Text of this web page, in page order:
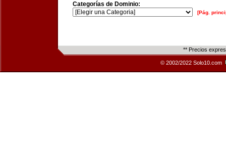
Categorías de Dominio:
[Pág.
** Precios
© 2002/2022 Solo10.com